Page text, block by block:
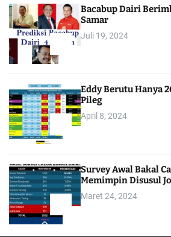
Bacabup Dairi
Samar
Juli 19, 2024
Eddy Berutu Hanya
Pileg
April 8, 2024
Survey Awal Bakal
Memimpin Disusul
Maret 24, 2024